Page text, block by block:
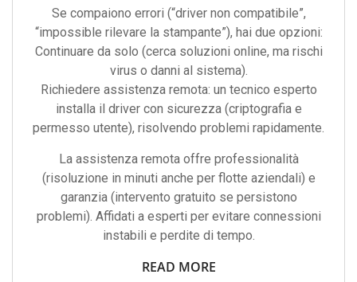
Se compaiono errori (“driver non compatibile”,
“impossible rilevare la stampante”), hai due opzioni:
Continuare da solo (cerca soluzioni online, ma rischi
virus o danni al sistema).
Richiedere assistenza remota: un tecnico esperto
installa il driver con sicurezza (criptografia e
permesso utente), risolvendo problemi rapidamente.
La assistenza remota offre professionalità
(risoluzione in minuti anche per flotte aziendali) e
garanzia (intervento gratuito se persistono
problemi). Affidati a esperti per evitare connessioni
instabili e perdite di tempo.
READ MORE